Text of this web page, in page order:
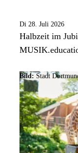
Di 28. Juli 2026
Halbzeit im
Bild: Stadt